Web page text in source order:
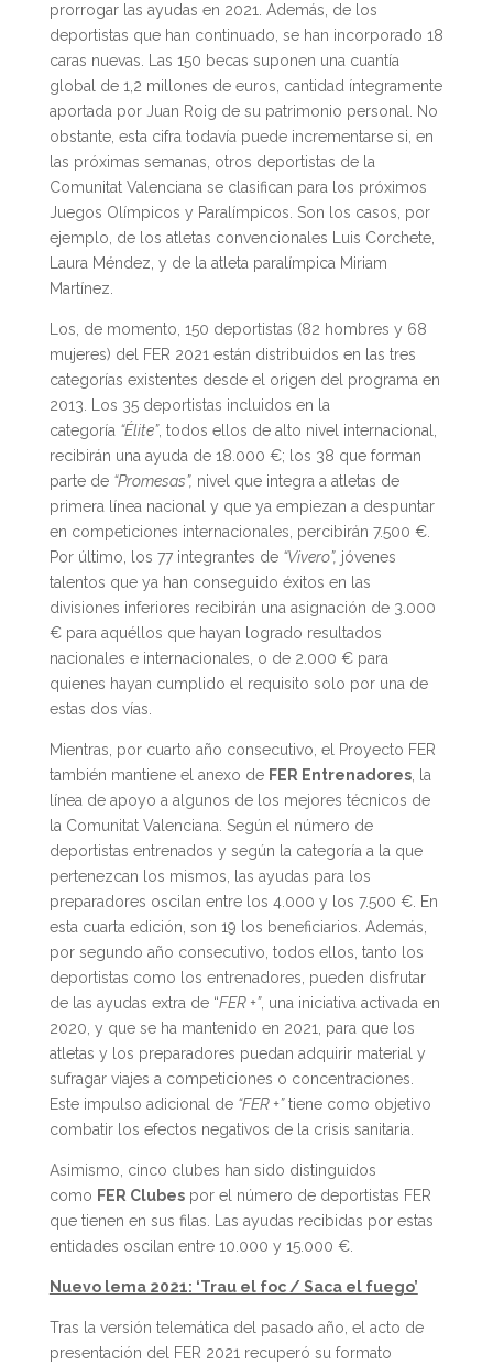
prorrogar las ayudas en 2021. Además, de los
deportistas que han continuado, se han incorporado 18
caras nuevas. Las 150 becas suponen una cuantía
global de 1,2 millones de euros, cantidad íntegramente
aportada por Juan Roig de su patrimonio personal. No
obstante, esta cifra todavía puede incrementarse si, en
las próximas semanas, otros deportistas de la
Comunitat Valenciana se clasifican para los próximos
Juegos Olímpicos y Paralímpicos. Son los casos, por
ejemplo, de los atletas convencionales Luis Corchete,
Laura Méndez, y de la atleta paralímpica Miriam
Martínez.
Los, de momento, 150 deportistas (82 hombres y 68
mujeres) del FER 2021 están distribuidos en las tres
categorías existentes desde el origen del programa en
2013. Los 35 deportistas incluidos en la
categoría “Élite”, todos ellos de alto nivel internacional,
recibirán una ayuda de 18.000 €; los 38 que forman
parte de “Promesas”, nivel que integra a atletas de
primera línea nacional y que ya empiezan a despuntar
en competiciones internacionales, percibirán 7.500 €.
Por último, los 77 integrantes de “Vivero”, jóvenes
talentos que ya han conseguido éxitos en las
divisiones inferiores recibirán una asignación de 3.000
€ para aquéllos que hayan logrado resultados
nacionales e internacionales, o de 2.000 € para
quienes hayan cumplido el requisito solo por una de
estas dos vías.
Mientras, por cuarto año consecutivo, el Proyecto FER
también mantiene el anexo de FER Entrenadores, la
línea de apoyo a algunos de los mejores técnicos de
la Comunitat Valenciana. Según el número de
deportistas entrenados y según la categoría a la que
pertenezcan los mismos, las ayudas para los
preparadores oscilan entre los 4.000 y los 7.500 €. En
esta cuarta edición, son 19 los beneficiarios. Además,
por segundo año consecutivo, todos ellos, tanto los
deportistas como los entrenadores, pueden disfrutar
de las ayudas extra de “FER +”, una iniciativa activada en
2020, y que se ha mantenido en 2021, para que los
atletas y los preparadores puedan adquirir material y
sufragar viajes a competiciones o concentraciones.
Este impulso adicional de “FER +”tiene como objetivo
combatir los efectos negativos de la crisis sanitaria.
Asimismo, cinco clubes han sido distinguidos
como FER Clubespor el número de deportistas FER
que tienen en sus filas. Las ayudas recibidas por estas
entidades oscilan entre 10.000 y 15.000 €.
Nuevo lema 2021: ‘Trau el foc / Saca el fuego’
Tras la versión telemática del pasado año, el acto de
presentación del FER 2021 recuperó su formato